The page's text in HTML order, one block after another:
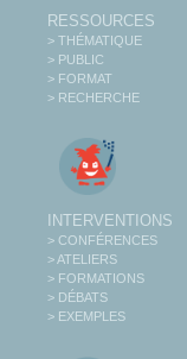
RESSOURCES
> THÉMATIQUE
> PUBLIC
> FORMAT
> RECHERCHE
INTERVENTIONS
> CONFÉRENCES
> ATELIERS
> FORMATIONS
> DÉBATS
> EXEMPLES